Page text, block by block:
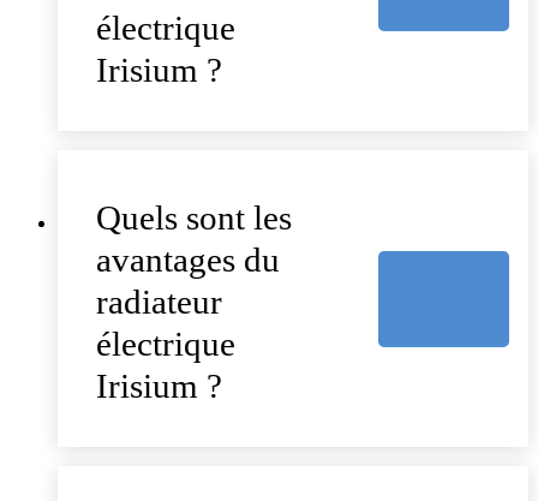
électrique
Irisium ?
Quels sont les
avantages du
radiateur
électrique
Irisium ?